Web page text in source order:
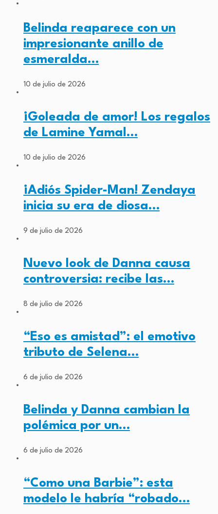
Belinda reaparece con un
impresionante anillo de
esmeralda…
10 de julio de 2026
¡Goleada de amor! Los regalos
de Lamine Yamal…
10 de julio de 2026
¡Adiós Spider-Man! Zendaya
inicia su era de diosa…
9 de julio de 2026
Nuevo look de Danna causa
controversia: recibe las…
8 de julio de 2026
“Eso es amistad”: el emotivo
tributo de Selena…
6 de julio de 2026
Belinda y Danna cambian la
polémica por un…
6 de julio de 2026
“Como una Barbie”: esta
modelo le habría “robado…